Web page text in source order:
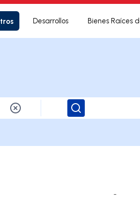
Desarrollos Bienes Raíces
Buscar
-